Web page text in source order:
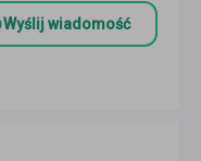
Wyślij wiadomość